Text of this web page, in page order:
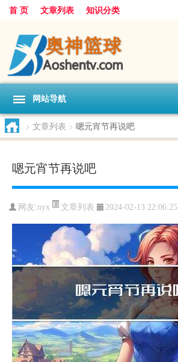
首 页 文章列表 知识分类
网站导航
> 文章列表 > 嗯元宵节再说吧
嗯元宵节再说吧
网友:nyx 文章列表 2024-02-13 22:06:25